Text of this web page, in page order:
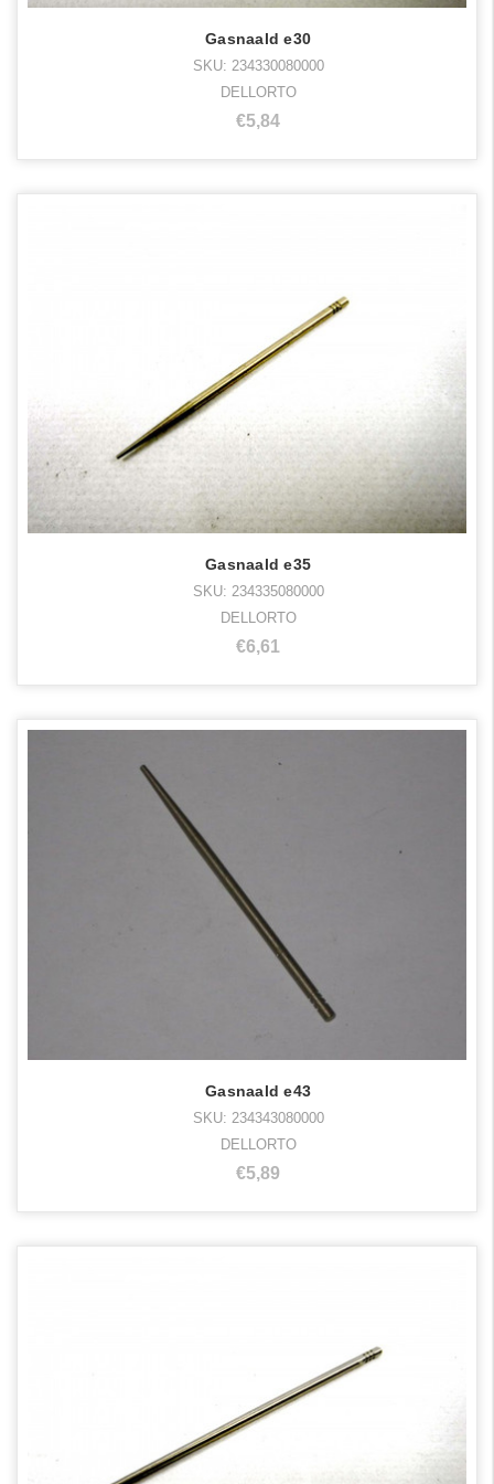
Gasnaald e30
SKU: 234330080000
DELLORTO
€5,84
Gasnaald e35
SKU: 234335080000
DELLORTO
€6,61
Gasnaald e43
SKU: 234343080000
DELLORTO
€5,89